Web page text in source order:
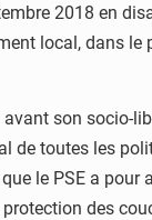
2018 en
local, dans
son
de toutes les
le PSE a
des